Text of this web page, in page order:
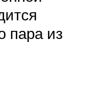
пара из